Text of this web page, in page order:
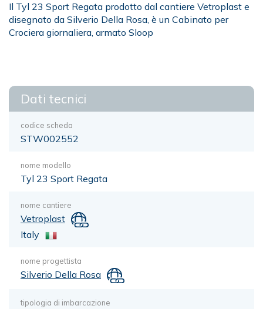
Il Tyl 23 Sport Regata prodotto dal cantiere Vetroplast e
disegnato da Silverio Della Rosa, è un Cabinato per
Crociera giornaliera, armato Sloop
Dati tecnici
codice scheda
STW002552
nome modello
Tyl 23 Sport Regata
nome cantiere
Vetroplast
Italy
nome progettista
Silverio Della Rosa
tipologia di imbarcazione